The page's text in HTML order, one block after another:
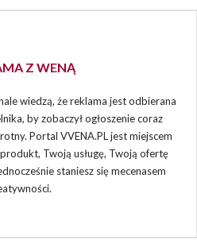
Z WENĄ
wiedzą, że reklama jest odbierana
by zobaczył ogłoszenie coraz
Portal VVENA.PL jest miejscem
Twoją usługę, Twoją ofertę
staniesz się mecenasem